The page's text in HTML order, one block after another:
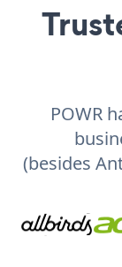
POWR
(besides